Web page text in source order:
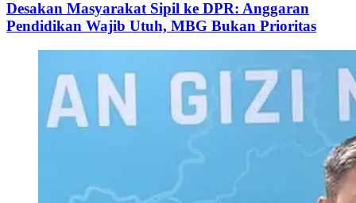
Desakan Masyarakat Sipil ke DPR: Anggaran
Pendidikan Wajib Utuh, MBG Bukan Prioritas